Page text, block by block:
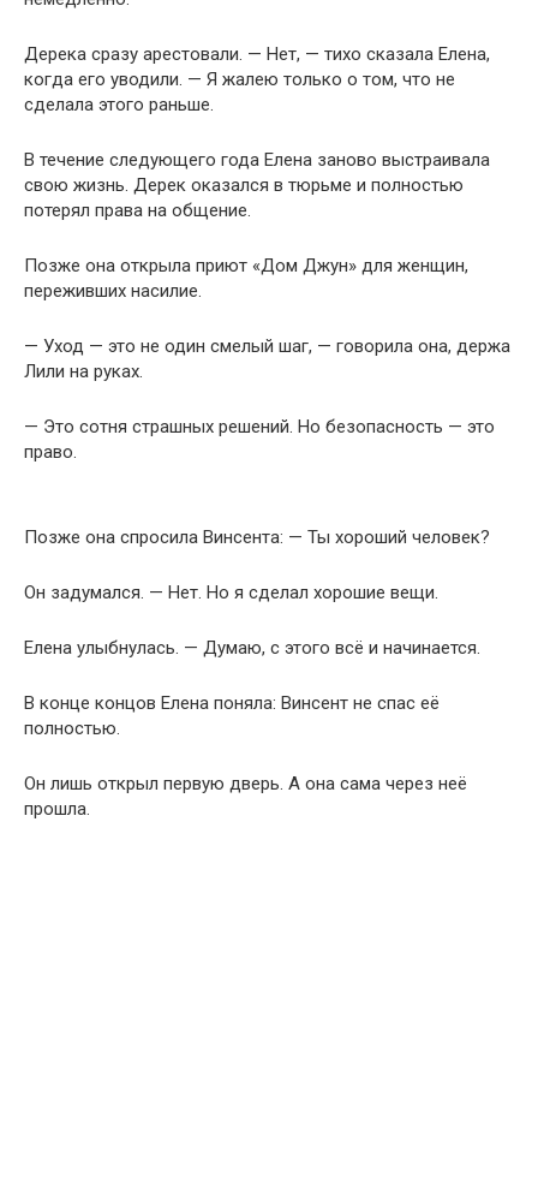
Дерека сразу арестовали. — Нет, — тихо сказала Елена,
когда его уводили. — Я жалею только о том, что не
сделала этого раньше.
В течение следующего года Елена заново выстраивала
свою жизнь. Дерек оказался в тюрьме и полностью
потерял права на общение.
Позже она открыла приют «Дом Джун» для женщин,
переживших насилие.
— Уход — это не один смелый шаг, — говорила она, держа
Лили на руках.
— Это сотня страшных решений. Но безопасность — это
право.
Позже она спросила Винсента: — Ты хороший человек?
Он задумался. — Нет. Но я сделал хорошие вещи.
Елена улыбнулась. — Думаю, с этого всё и начинается.
В конце концов Елена поняла: Винсент не спас её
полностью.
Он лишь открыл первую дверь. А она сама через неё
прошла.